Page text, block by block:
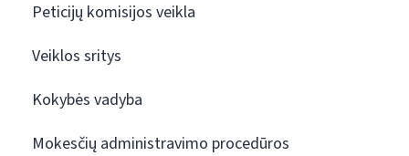
Peticijų komisijos veikla
Veiklos sritys
Kokybės vadyba
Mokesčių administravimo procedūros